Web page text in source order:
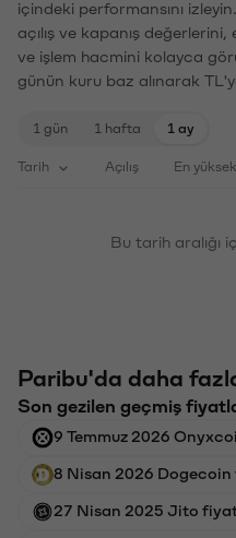
içindeki performansını
açılış ve kapanış
ve işlem hacmini kolayca
günün kuru baz alınarak
1 gün 1 hafta 1 ay
Tarih Açılış En yüksek
Bu tarih aralığı
Paribu'da daha
Son gezilen geçmiş
9 Temmuz 2026
8 Nisan 2026 Dogecoin
27 Nisan 2025 Jito